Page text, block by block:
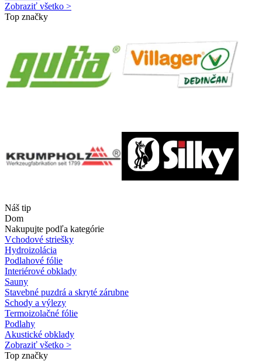
Zobraziť všetko >
Top značky
Náš tip
Dom
Nakupujte podľa kategórie
Vchodové striešky
Hydroizolácia
Podlahové fólie
Interiérové obklady
Sauny
Stavebné puzdrá a skryté zárubne
Schody a výlezy
Termoizolačné fólie
Podlahy
Akustické obklady
Zobraziť všetko >
Top značky